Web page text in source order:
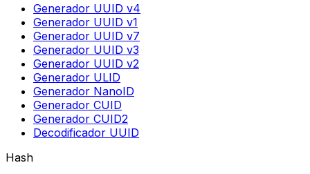
Generador UUID v4
Generador UUID v1
Generador UUID v7
Generador UUID v3
Generador UUID v2
Generador ULID
Generador NanoID
Generador CUID
Generador CUID2
Decodificador UUID
Hash